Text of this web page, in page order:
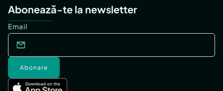
Abonează-te la newsletter
Email
Abonare